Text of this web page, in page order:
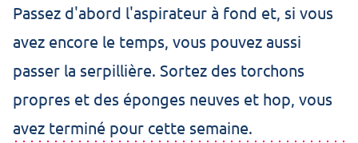
Passez d'abord l'aspirateur à fond et, si vous
avez encore le temps, vous pouvez aussi
passer la serpillière. Sortez des torchons
propres et des éponges neuves et hop, vous
avez terminé pour cette semaine.